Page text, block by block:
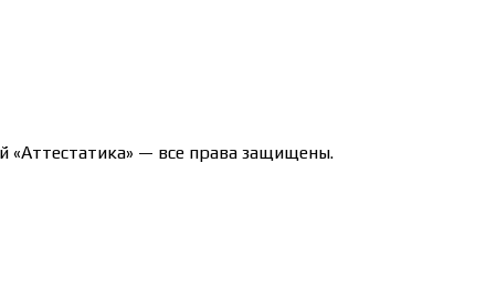
— все права защищены.